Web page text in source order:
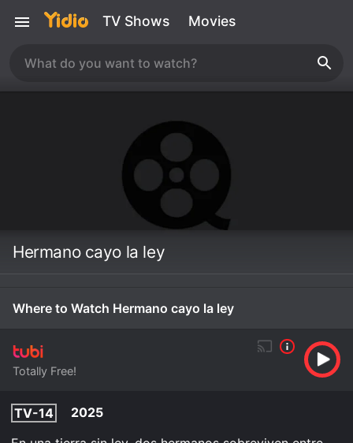
TV Shows Movies
Hermano cayo la ley
Where to Watch Hermano cayo la ley
Totally Free!
TV-14
2025